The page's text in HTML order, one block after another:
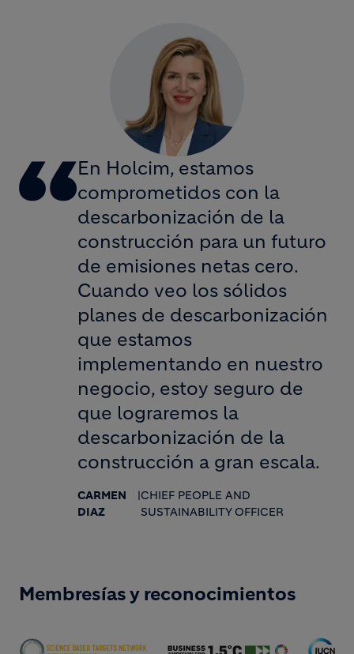
En Holcim, estamos
comprometidos con la
descarbonización de la
construcción para un futuro
de emisiones netas cero.
Cuando veo los sólidos
planes de descarbonización
que estamos
implementando en nuestro
negocio, estoy seguro de
que lograremos la
descarbonización de la
construcción a gran escala.
CARMEN
DIAZ
|CHIEF PEOPLE AND
SUSTAINABILITY OFFICER
Membresías y reconocimientos